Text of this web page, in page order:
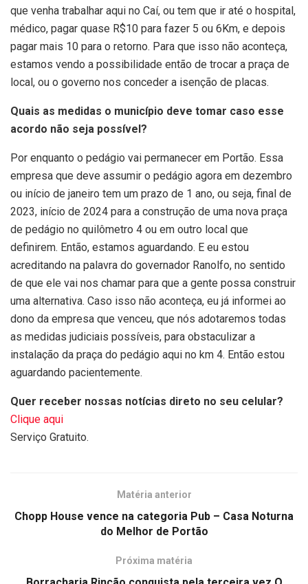
que venha trabalhar aqui no Caí, ou tem que ir até o hospital,
médico, pagar quase R$10 para fazer 5 ou 6Km, e depois
pagar mais 10 para o retorno. Para que isso não aconteça,
estamos vendo a possibilidade então de trocar a praça de
local, ou o governo nos conceder a isenção de placas.
Quais as medidas o município deve tomar caso esse
acordo não seja possível?
Por enquanto o pedágio vai permanecer em Portão. Essa
empresa que deve assumir o pedágio agora em dezembro
ou início de janeiro tem um prazo de 1 ano, ou seja, final de
2023, início de 2024 para a construção de uma nova praça
de pedágio no quilômetro 4 ou em outro local que
definirem. Então, estamos aguardando. E eu estou
acreditando na palavra do governador Ranolfo, no sentido
de que ele vai nos chamar para que a gente possa construir
uma alternativa. Caso isso não aconteça, eu já informei ao
dono da empresa que venceu, que nós adotaremos todas
as medidas judiciais possíveis, para obstaculizar a
instalação da praça do pedágio aqui no km 4. Então estou
aguardando pacientemente.
Quer receber nossas notícias direto no seu celular?
Clique aqui
Serviço Gratuito.
Matéria anterior
Chopp House vence na categoria Pub – Casa Noturna
do Melhor de Portão
Próxima matéria